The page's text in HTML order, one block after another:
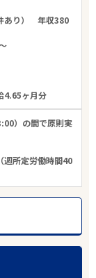
あり） 年収380
4.65ヶ月分
）の間で原則実
週所定労働時間40